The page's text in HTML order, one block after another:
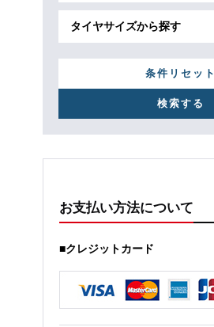
タイヤサイズから探す
条件リセット
お支払い方法について
■クレジットカード